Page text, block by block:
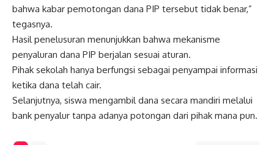
bahwa kabar pemotongan dana PIP tersebut tidak benar,”
tegasnya.
Hasil penelusuran menunjukkan bahwa mekanisme
penyaluran dana PIP berjalan sesuai aturan.
Pihak sekolah hanya berfungsi sebagai penyampai informasi
ketika dana telah cair.
Selanjutnya, siswa mengambil dana secara mandiri melalui
bank penyalur tanpa adanya potongan dari pihak mana pun.